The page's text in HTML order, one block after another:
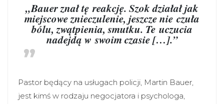
„Bauer znał tę reakcję. Szok działał jak
miejscowe znieczulenie, jeszcze nie czuła
bólu, zwątpienia, smutku. Te uczucia
nadejdą w swoim czasie […].”
Pastor będący na usługach policji, Martin Bauer,
jest kimś w rodzaju negocjatora i psychologa,